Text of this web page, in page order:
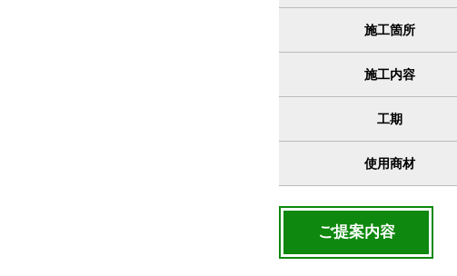
施工箇所
施工内容
工期
使用商材
ご提案内容